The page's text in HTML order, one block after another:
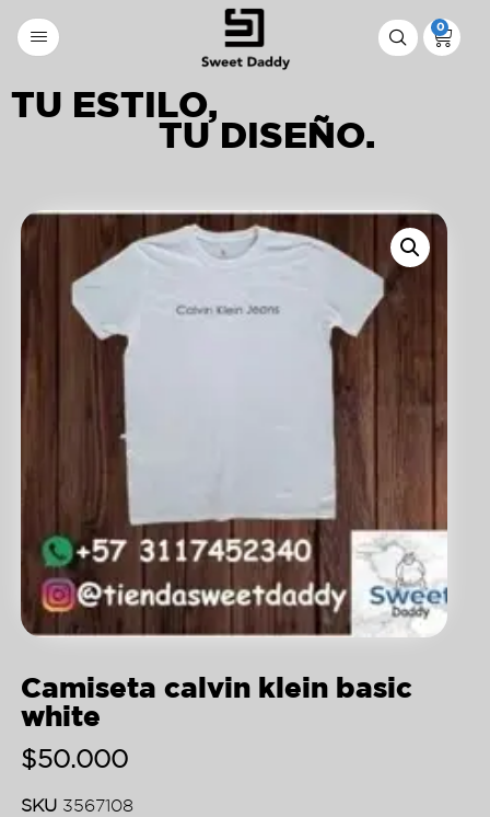
0
TU ESTILO,
TU DISEÑO.
Camiseta calvin klein basic
white
$50.000
SKU 3567108